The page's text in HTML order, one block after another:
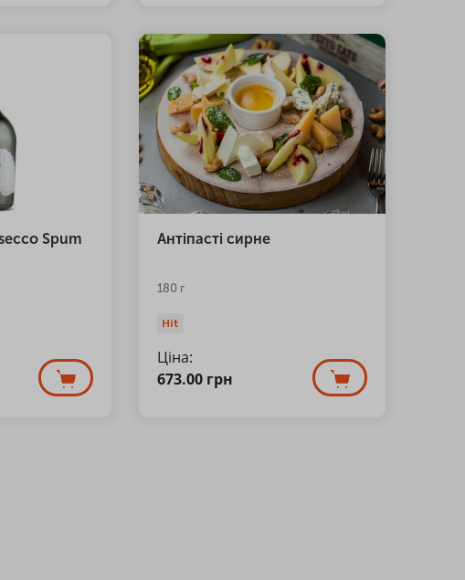
Spum Антіпасті сирне
180 г
Hit
Ціна:
673.00 грн